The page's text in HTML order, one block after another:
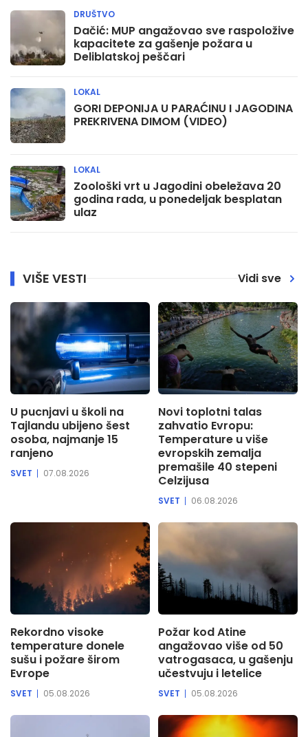
Dačić: MUP angažovao sve raspoložive
kapacitete za gašenje požara u
Deliblatskoj peščari
DRUŠTVO
GORI DEPONIJA U PARAĆINU I JAGODINA
PREKRIVENA DIMOM (VIDEO)
LOKAL
Zoološki vrt u Jagodini obeležava 20
godina rada, u ponedeljak besplatan
ulaz
LOKAL
VIŠE VESTI Vidi sve
U pucnjavi u školi na
Tajlandu ubijeno šest
osoba, najmanje 15
ranjeno
SVET 07.08.2026
Novi toplotni talas
zahvatio Evropu:
Temperature u više
evropskih zemalja
premašile 40 stepeni
Celzijusa
SVET 06.08.2026
Rekordno visoke
temperature donele
sušu i požare širom
Evrope
SVET 05.08.2026
Požar kod Atine
angažovao više od 50
vatrogasaca, u gašenju
učestvuju i letelice
SVET 05.08.2026